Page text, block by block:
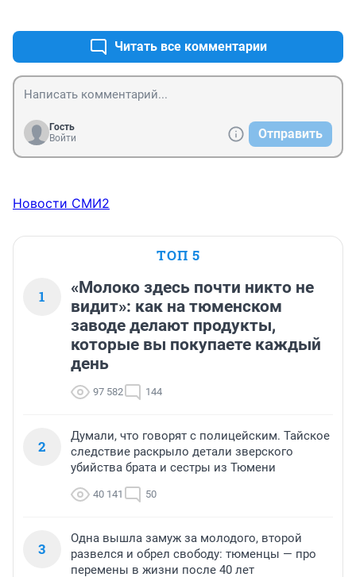
Читать все комментарии
Гость
Войти
Отправить
Новости СМИ2
ТОП 5
1
«Молоко здесь почти никто не
видит»: как на тюменском
заводе делают продукты,
которые вы покупаете каждый
день
97 582 144
2
Думали, что говорят с полицейским. Тайское
следствие раскрыло детали зверского
убийства брата и сестры из Тюмени
40 141 50
3
Одна вышла замуж за молодого, второй
развелся и обрел свободу: тюменцы — про
перемены в жизни после 40 лет